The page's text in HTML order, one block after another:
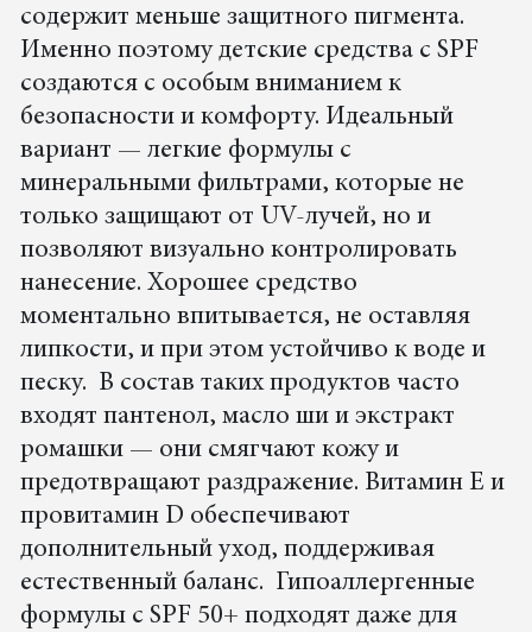
содержит меньше защитного пигмента.
Именно поэтому детские средства с SPF
создаются с особым вниманием к
безопасности и комфорту. Идеальный
вариант — легкие формулы с
минеральными фильтрами, которые не
только защищают от UV-лучей, но и
позволяют визуально контролировать
нанесение. Хорошее средство
моментально впитывается, не оставляя
липкости, и при этом устойчиво к воде и
песку. В состав таких продуктов часто
входят пантенол, масло ши и экстракт
ромашки — они смягчают кожу и
предотвращают раздражение. Витамин Е и
провитамин D обеспечивают
дополнительный уход, поддерживая
естественный баланс. Гипоаллергенные
формулы с SPF 50+ подходят даже для